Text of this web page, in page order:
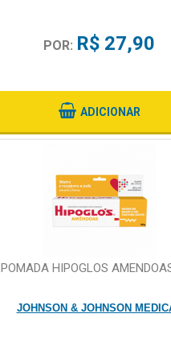
POR: R$ 27,90
ADICIONAR
POMADA HIPOGLOS
JOHNSON & JOHNSON